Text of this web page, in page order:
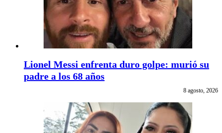
Lionel Messi enfrenta duro golpe: murió su
padre a los 68 años
8 agosto, 2026